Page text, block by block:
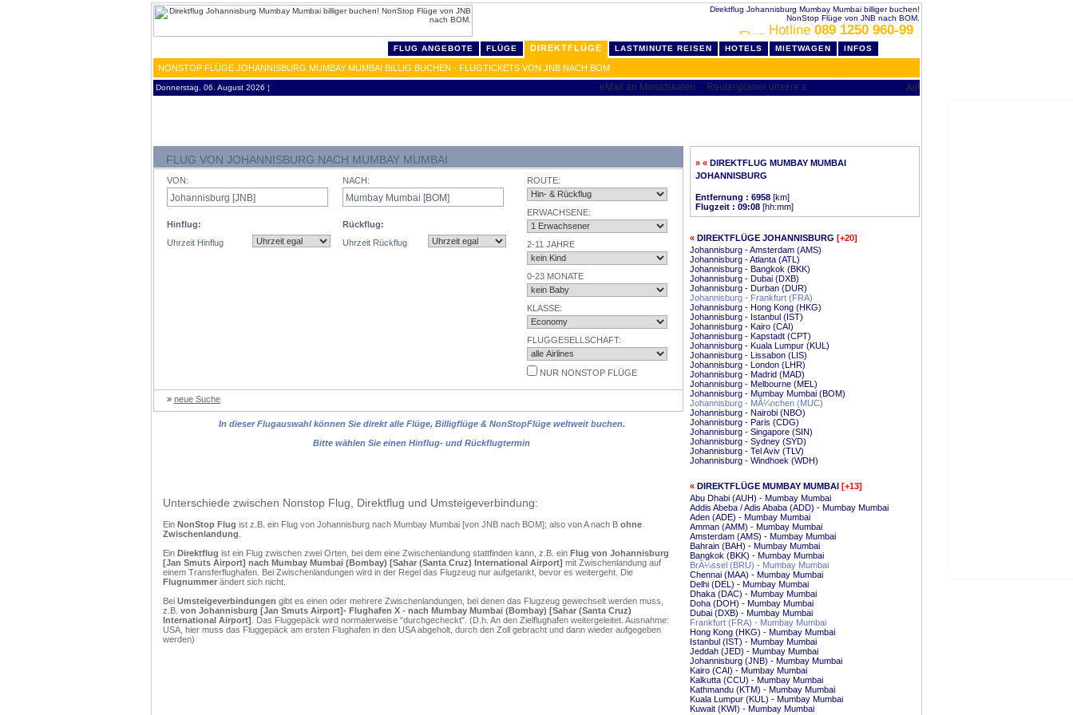
Direktflug Johannisburg Mumbay Mumbai billiger buchen!
NonStop Flüge von JNB nach BOM.
Hotline 089 1250 960-99
FLUG ANGEBOTE FLÜGE DIREKTFLÜGE LASTMINUTE REISEN HOTELS MIETWAGEN INFOS
NONSTOP FLÜGE JOHANNISBURG MUMBAY MUMBAI BILLIG BUCHEN - FLUGTICKETS VON JNB NACH BOM
Donnerstag, 06. August 2026 ¦
FLUG VON JOHANNISBURG NACH MUMBAY MUMBAI
VON:
Hinflug:
Uhrzeit Hinflug
NACH:
Rückflug:
Uhrzeit Rückflug
ROUTE:
ERWACHSENE:
2-11 JAHRE
0-23 MONATE
KLASSE:
FLUGGESELLSCHAFT:
NUR NONSTOP FLÜGE
» neue Suche
In dieser Flugauswahl können Sie direkt alle Flüge, Billigflüge & NonStopFlüge weltweit buchen.
Bitte wählen Sie einen Hinflug- und Rückflugtermin
Unterschiede zwischen Nonstop Flug, Direktflug und Umsteigeverbindung:
Ein NonStop Flug ist z.B. ein Flug von Johannisburg nach Mumbay Mumbai [von JNB nach BOM]; also von A nach B ohne
Zwischenlandung
Ein Direktflug ist ein Flug zwischen zwei Orten, bei dem eine Zwischenlandung stattfinden kann, z.B. ein Flug von Johannisburg
[Jan Smuts Airport] nach Mumbay Mumbai (Bombay) [Sahar (Santa Cruz) International Airport] mit Zwischenlandung auf
einem Transferflughafen. Bei Zwischenlandungen wird in der Regel das Flugzeug nur aufgetankt, bevor es weitergeht. Die
Flugnummer ändert sich nicht.
Bei Umsteigeverbindungen gibt es einen oder mehrere Zwischenlandungen, bei denen das Flugzeug gewechselt werden muss,
z.B. von Johannisburg [Jan Smuts Airport]- Flughafen X - nach Mumbay Mumbai (Bombay) [Sahar (Santa Cruz)
International Airport] . Das Fluggepäck wird normalerweise "durchgecheckt". (D.h. An den Zielflughafen weitergeleitet. Ausnahme:
USA, hier muss das Fluggepäck am ersten Flughafen in den USA abgeholt, durch den Zoll gebracht und dann wieder aufgegeben
werden)
» « DIREKTFLUG MUMBAY MUMBAI
JOHANNISBURG
Entfernung : 6958 [km]
Flugzeit : 09:08 [hh:mm]
« DIREKTFLÜGE JOHANNISBURG [+20]
Johannisburg - Amsterdam (AMS)
Johannisburg - Atlanta (ATL)
Johannisburg - Bangkok (BKK)
Johannisburg - Dubai (DXB)
Johannisburg - Durban (DUR)
Johannisburg - Frankfurt (FRA)
Johannisburg - Hong Kong (HKG)
Johannisburg - Istanbul (IST)
Johannisburg - Kairo (CAI)
Johannisburg - Kapstadt (CPT)
Johannisburg - Kuala Lumpur (KUL)
Johannisburg - Lissabon (LIS)
Johannisburg - London (LHR)
Johannisburg - Madrid (MAD)
Johannisburg - Melbourne (MEL)
Johannisburg - Mumbay Mumbai (BOM)
Johannisburg - MÃ¼nchen (MUC)
Johannisburg - Nairobi (NBO)
Johannisburg - Paris (CDG)
Johannisburg - Singapore (SIN)
Johannisburg - Sydney (SYD)
Johannisburg - Tel Aviv (TLV)
Johannisburg - Windhoek (WDH)
« DIREKTFLÜGE MUMBAY MUMBAI [+13]
Abu Dhabi (AUH) - Mumbay Mumbai
Addis Abeba / Adis Ababa (ADD) - Mumbay Mumbai
Aden (ADE) - Mumbay Mumbai
Amman (AMM) - Mumbay Mumbai
Amsterdam (AMS) - Mumbay Mumbai
Bahrain (BAH) - Mumbay Mumbai
Bangkok (BKK) - Mumbay Mumbai
BrÃ¼ssel (BRU) - Mumbay Mumbai
Chennai (MAA) - Mumbay Mumbai
Delhi (DEL) - Mumbay Mumbai
Dhaka (DAC) - Mumbay Mumbai
Doha (DOH) - Mumbay Mumbai
Dubai (DXB) - Mumbay Mumbai
Frankfurt (FRA) - Mumbay Mumbai
Hong Kong (HKG) - Mumbay Mumbai
Istanbul (IST) - Mumbay Mumbai
Jeddah (JED) - Mumbay Mumbai
Johannisburg (JNB) - Mumbay Mumbai
Kairo (CAI) - Mumbay Mumbai
Kalkutta (CCU) - Mumbay Mumbai
Kathmandu (KTM) - Mumbay Mumbai
Kuala Lumpur (KUL) - Mumbay Mumbai
Kuwait (KWI) - Mumbay Mumbai